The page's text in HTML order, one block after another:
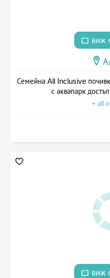
виж
Семейна All Inclusive
с аквапарк
+ all
виж